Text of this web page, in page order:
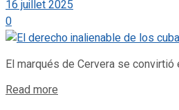
16 juillet 2025
0
El marqués de Cervera se
Read more